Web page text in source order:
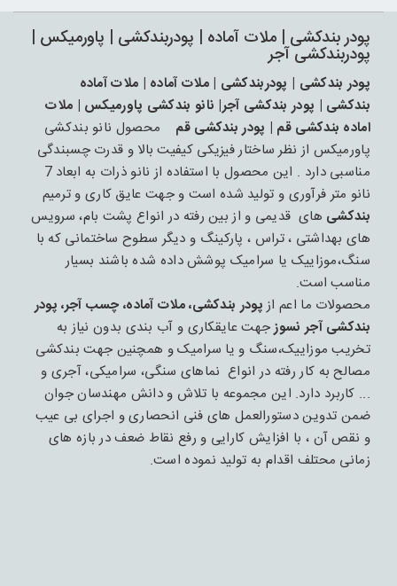
پودر بندکشی | ملات آماده | پودربندکشی | پاورمیکس |
پودربندکشی آجر
پودر بندکشی | پودربندکشی | ملات آماده | ملات آماده
بندکشی | پودر بندکشی آجر| نانو بندکشی پاورمیکس | ملات
اماده بندکشی قم | پودر بندکشی قم
محصول نانو بندکشی
پاورمیکس از نظر ساختار فیزیکی کیفیت بالا و قدرت چسبندگی
مناسبی دارد . این محصول با استفاده از نانو ذرات به ابعاد 7
نانو متر فرآوری و تولید شده است و جهت عایق کاری و ترمیم
بندکشی های قدیمی و از بین رفته در انواع پشت بام، سرویس
های بهداشتی ، تراس ، پارکینگ و دیگر سطوح ساختمانی که با
سنگ،موزاییک یا سرامیک پوشش داده شده باشند بسیار
مناسب است.
محصولات ما اعم ازپودر بندکشی، ملات آماده، چسب آجر، پودر
بندکشی آجر نسوزجهت عایقکاری و آب بندی بدون نیاز به
تخریب موزاییک،سنگ و یا سرامیک و همچنین جهت بندکشی
مصالح به کار رفته در انواع نماهای سنگی، سرامیکی، آجری و
... کاربرد دارد. این مجموعه با تلاش و دانش مهندسان جوان
ضمن تدوین دستورالعمل های فنی انحصاری و اجرای بی عیب
و نقص آن ، با افزایش کارایی و رفع نقاط ضعف در بازه های
زمانی محتلف اقدام به تولید نموده است.